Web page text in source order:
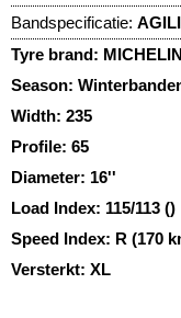
Bandspecificatie:
Tyre brand: MICHELIN
Season:
Width: 235
Profile: 65
Diameter: 16''
Load Index: 115/113 ()
Speed Index: R (170
Versterkt: XL